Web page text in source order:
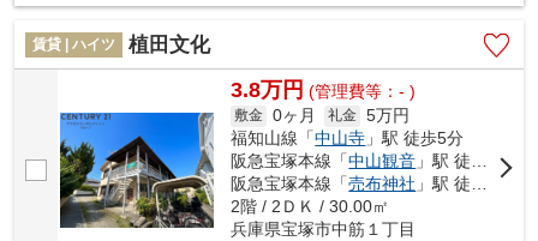
賃貸 | ハイツ 植田文化
3.8万円 (管理費等：- )
敷金 0ヶ月 礼金 5万円
福知山線「中山寺 」駅 徒歩5分
阪急宝塚本線「中山観音 」駅 徒歩6分
阪急宝塚本線「売布神社 」駅 徒歩16分
2階 / 2ＤＫ / 30.00㎡
兵庫県宝塚市中筋１丁目